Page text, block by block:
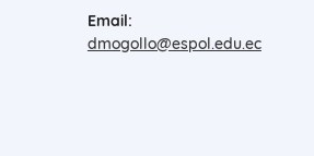
Email:
dmogollo@espol.edu.ec